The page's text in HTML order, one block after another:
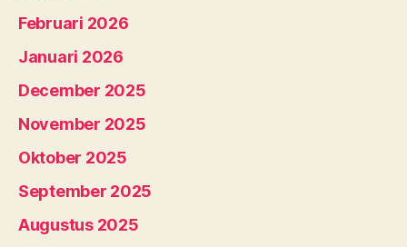
Februari 2026
Januari 2026
December 2025
November 2025
Oktober 2025
September 2025
Augustus 2025